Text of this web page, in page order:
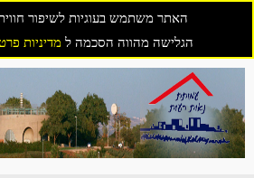
האתר משתמש בעוגיות לשיפור
הגלישה מהווה הסכמה ל מדיניות
לתוכן